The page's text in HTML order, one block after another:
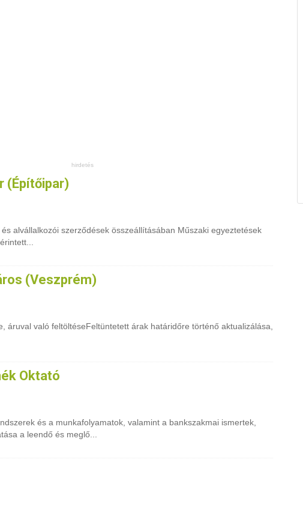
(Építőipar)
alvállalkozói szerződések összeállításában Műszaki egyeztetések
(Veszprém)
áruval való feltöltéseFeltüntetett árak határidőre történő aktualizálása,
Oktató
és a munkafolyamatok, valamint a bankszakmai ismertek,
a leendő és meglő...